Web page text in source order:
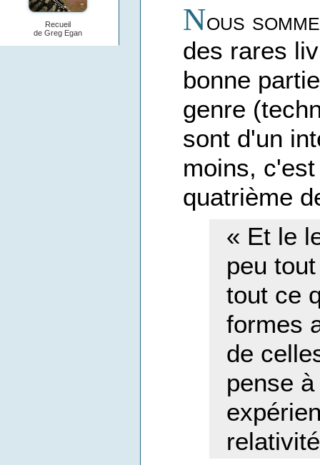
Recueil
de Greg Egan
Nous
des rares
bonne
genre
sont d'un
moins,
quatrième
« Et le
peu
tout ce
formes
de
pense